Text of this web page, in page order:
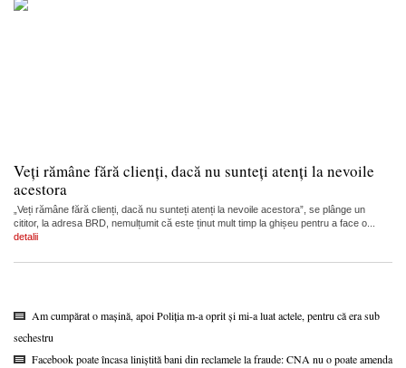
Veți rămâne fără clienți, dacă nu sunteți atenți la nevoile
acestora
„Veți rămâne fără clienți, dacă nu sunteți atenți la nevoile acestora”, se plânge un
cititor, la adresa BRD, nemulțumit că este ținut mult timp la ghișeu pentru a face o...
detalii
Am cumpărat o mașină, apoi Poliția m-a oprit și mi-a luat actele, pentru că era sub
sechestru
Facebook poate încasa liniștită bani din reclamele la fraude: CNA nu o poate amenda